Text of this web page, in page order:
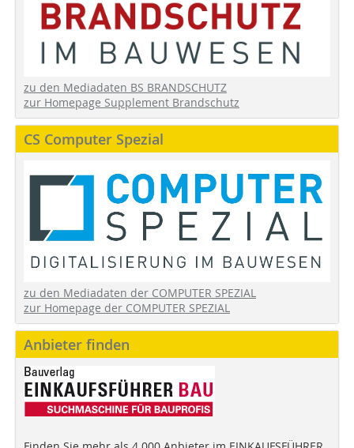
zu den Mediadaten BS BRANDSCHUTZ
zur Homepage Supplement Brandschutz
CS Computer Spezial
zu den Mediadaten der COMPUTER SPEZIAL
zur Homepage der COMPUTER SPEZIAL
Anbieter finden